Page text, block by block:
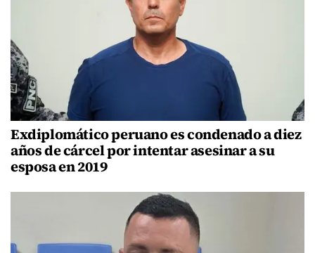
Exdiplomático peruano es condenado a diez
años de cárcel por intentar asesinar a su
esposa en 2019